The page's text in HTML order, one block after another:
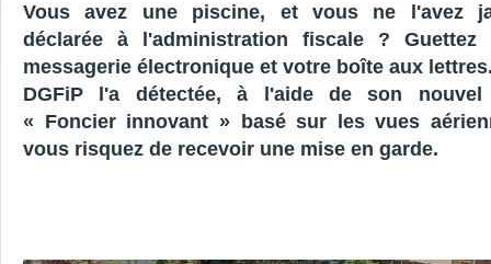
Vous avez une piscine, et vous ne l'avez
déclarée à l'administration fiscale ? Guettez
messagerie électronique et votre boîte aux
DGFiP l'a détectée, à l'aide de son
« Foncier innovant » basé sur les vues
vous risquez de recevoir une mise en garde.